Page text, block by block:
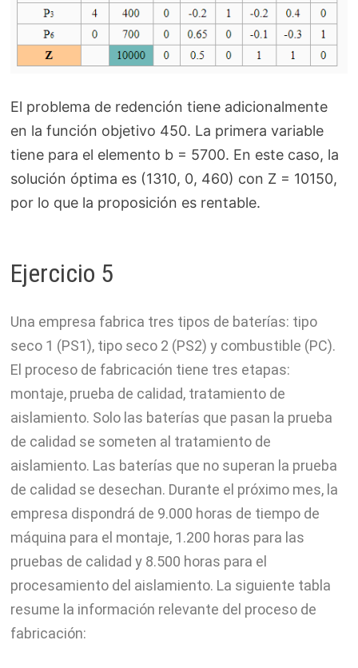
El problema de redención tiene adicionalmente
en la función objetivo 450. La primera variable
tiene para el elemento b = 5700. En este caso, la
solución óptima es (1310, 0, 460) con Z = 10150,
por lo que la proposición es rentable.
Ejercicio 5
Una empresa fabrica tres tipos de baterías: tipo
seco 1 (PS1), tipo seco 2 (PS2) y combustible (PC).
El proceso de fabricación tiene tres etapas:
montaje, prueba de calidad, tratamiento de
aislamiento. Solo las baterías que pasan la prueba
de calidad se someten al tratamiento de
aislamiento. Las baterías que no superan la prueba
de calidad se desechan. Durante el próximo mes, la
empresa dispondrá de 9.000 horas de tiempo de
máquina para el montaje, 1.200 horas para las
pruebas de calidad y 8.500 horas para el
procesamiento del aislamiento. La siguiente tabla
resume la información relevante del proceso de
fabricación: